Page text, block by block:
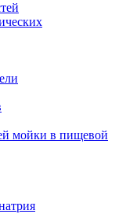
мойки в пищевой